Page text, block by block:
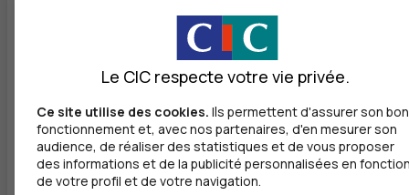
Dépôt valorisé de billets EUR
Retrait de rouleaux de monnaie EUR
Dépôt de monnaie EUR
Dépôt valorisé de chèques EUR
Dépôt de chèques EUR
Le CIC respecte votre vie privée.
Ce site utilise des cookies. Ils permettent d'assurer son bon
fonctionnement et, avec nos partenaires, d'en mesurer son
audience, de réaliser des statistiques et de vous proposer
des informations et de la publicité personnalisées en
de votre profil et de votre navigation.